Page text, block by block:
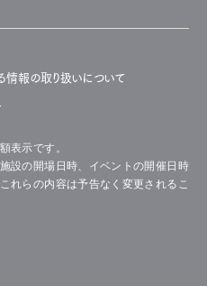
情報の取り扱いについて
表示です。
設の開場日時、イベントの開催日時
れらの内容は予告なく変更されるこ